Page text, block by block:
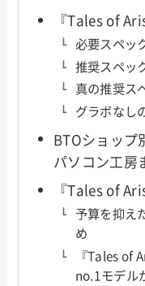
『Tales of
必要スペッ
推奨スペッ
真の推奨ス
グラボなし
BTOショップ
パソコン工房
『Tales of
予算を抑え
め
『Tales of
no.1モデル